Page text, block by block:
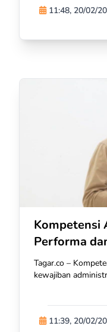
11:48, 20/02/
Kompetensi
Performa
Tagar.co –
kewajiban
11:39, 20/02/